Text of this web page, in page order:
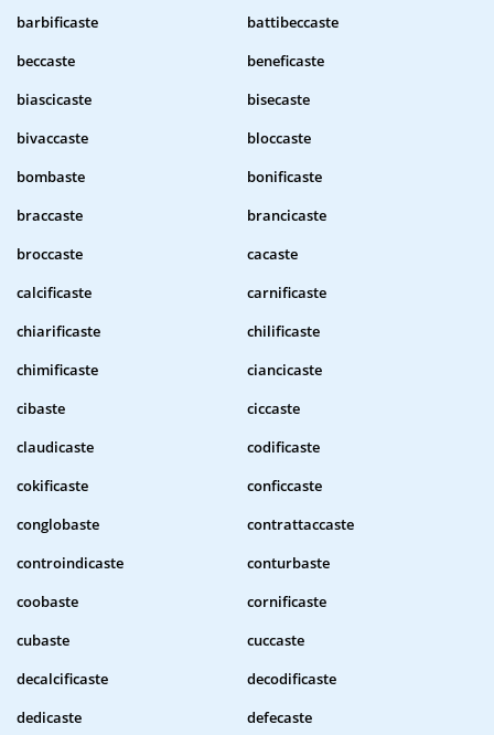
barbificaste
battibeccaste
beccaste
beneficaste
biascicaste
bisecaste
bivaccaste
bloccaste
bombaste
bonificaste
braccaste
brancicaste
broccaste
cacaste
calcificaste
carnificaste
chiarificaste
chilificaste
chimificaste
ciancicaste
cibaste
ciccaste
claudicaste
codificaste
cokificaste
conficcaste
conglobaste
contrattaccaste
controindicaste
conturbaste
coobaste
cornificaste
cubaste
cuccaste
decalcificaste
decodificaste
dedicaste
defecaste